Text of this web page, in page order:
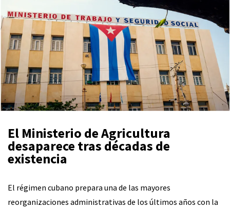
El Ministerio de Agricultura
desaparece tras décadas de
existencia
El régimen cubano prepara una de las mayores
reorganizaciones administrativas de los últimos años con la